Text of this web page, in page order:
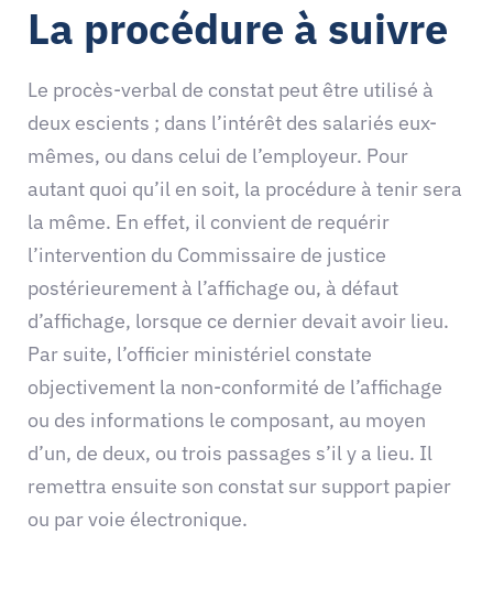
La procédure à suivre
Le procès-verbal de constat peut être utilisé à
deux escients ; dans l’intérêt des salariés eux-
mêmes, ou dans celui de l’employeur. Pour
autant quoi qu’il en soit, la procédure à tenir sera
la même. En effet, il convient de requérir
l’intervention du Commissaire de justice
postérieurement à l’affichage ou, à défaut
d’affichage, lorsque ce dernier devait avoir lieu.
Par suite, l’officier ministériel constate
objectivement la non-conformité de l’affichage
ou des informations le composant, au moyen
d’un, de deux, ou trois passages s’il y a lieu. Il
remettra ensuite son constat sur support papier
ou par voie électronique.